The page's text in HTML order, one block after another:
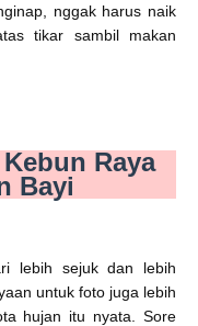
nggak harus naik
tikar sambil makan
Raya
Bayi
lebih sejuk dan lebih
untuk foto juga lebih
hujan itu nyata. Sore